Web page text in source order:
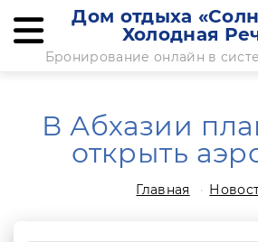
Дом отдыха
Холодная
Бронирование онлайн в
В Абхазии
открыть
Главная